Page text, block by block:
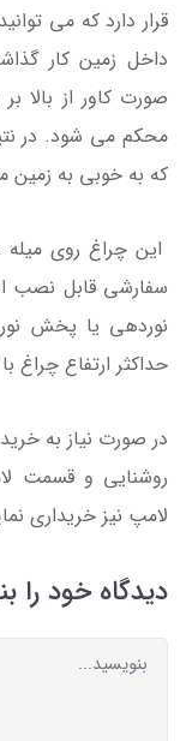
صورت کاور از بالا
محکم می شود. در
که به خوبی به
این چراغ روی
سفارشی قابل نصب
نوردهی یا پخش
حداکثر ارتفاع چراغ با لوله را در
در صورت نیاز به
روشنایی و قسمت
لامپ نیز خریداری
دیدگاه خود را